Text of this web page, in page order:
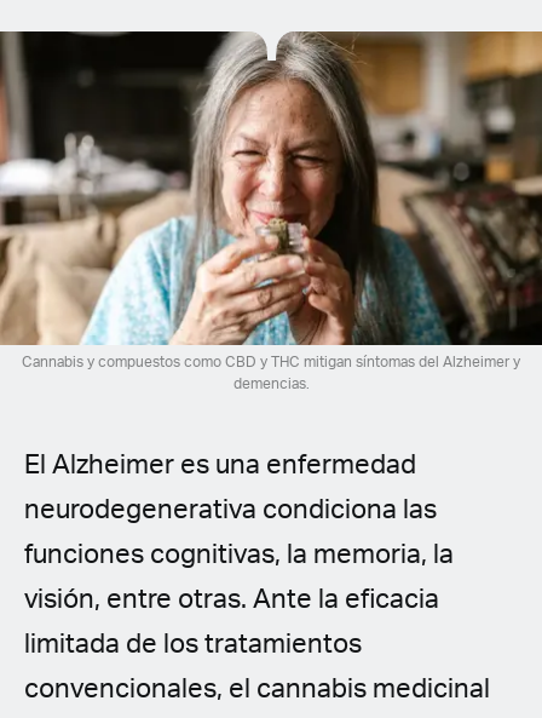
English (United States)
Spanish (Spain)
Spanish (Latin America)
German
French
Italian
Cannabis y compuestos como CBD y THC mitigan síntomas del Alzheimer y
demencias.
El Alzheimer es una enfermedad
neurodegenerativa condiciona las
funciones cognitivas, la memoria, la
visión, entre otras. Ante la eficacia
limitada de los tratamientos
convencionales, el cannabis medicinal